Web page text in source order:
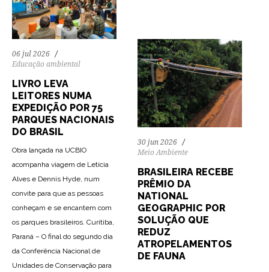
06 jul 2026
Educação ambiental
LIVRO LEVA
LEITORES NUMA
EXPEDIÇÃO POR 75
PARQUES NACIONAIS
DO BRASIL
Obra lançada na UCBIO
acompanha viagem de Letícia
Alves e Dennis Hyde, num
convite para que as pessoas
conheçam e se encantem com
os parques brasileiros. Curitiba,
Paraná – O final do segundo dia
da Conferência Nacional de
Unidades de Conservação para
30 jun 2026
Meio Ambiente
BRASILEIRA RECEBE
PRÊMIO DA
NATIONAL
GEOGRAPHIC POR
SOLUÇÃO QUE
REDUZ
ATROPELAMENTOS
DE FAUNA